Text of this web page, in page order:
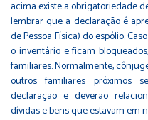
acima existe a obrigatoriedade
lembrar que a declaração é
de Pessoa Física) do espólio.
o inventário e ficam
familiares. Normalmente,
outros familiares próximos
declaração e deverão
dívidas e bens que estavam em